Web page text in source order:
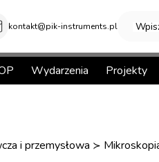
kontakt@pik-instruments.pl
Wydarzenia Projekty
i przemysłowa ≻